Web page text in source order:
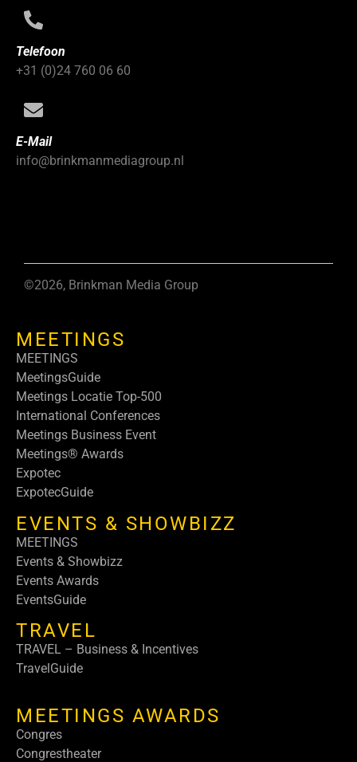
Telefoon
+31 (0)24 760 06 60
E-Mail
info@brinkmanmediagroup.nl
©2026, Brinkman Media Group
MEETINGS
MEETINGS
MeetingsGuide
Meetings Locatie Top-500
International Conferences
Meetings Business Event
Meetings® Awards
Expotec
ExpotecGuide
EVENTS & SHOWBIZZ
MEETINGS
Events & Showbizz
Events Awards
EventsGuide
TRAVEL
TRAVEL – Business & Incentives
TravelGuide
MEETINGS AWARDS
Congres
Congrestheater